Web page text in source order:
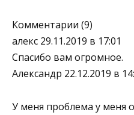
Комментарии (9)
алекс 29.11.2019 в 17:01
Спасибо вам огромное.
Александр 22.12.2019 в
У меня проблема у меня